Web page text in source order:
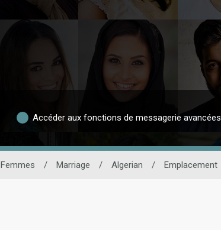
Accéder aux fonctions de messagerie avancées
Femmes / Marriage / Algerian / Emplacement